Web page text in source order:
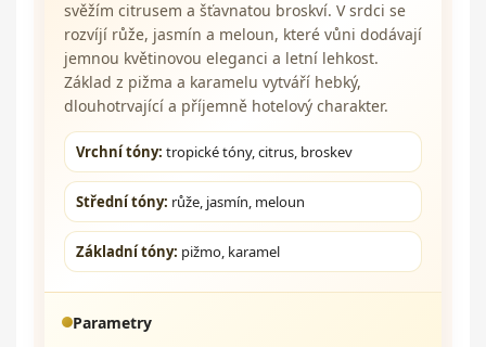
svěžím citrusem a šťavnatou broskví. V srdci se
rozvíjí růže, jasmín a meloun, které vůni dodávají
jemnou květinovou eleganci a letní lehkost.
Základ z pižma a karamelu vytváří hebký,
dlouhotrvající a příjemně hotelový charakter.
Vrchní tóny: tropické tóny, citrus, broskev
Střední tóny: růže, jasmín, meloun
Základní tóny: pižmo, karamel
Parametry